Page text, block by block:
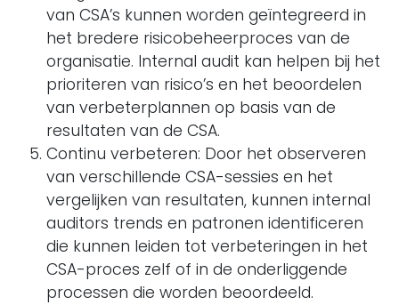
van CSA’s kunnen worden geïntegreerd in
het bredere risicobeheerproces van de
organisatie. Internal audit kan helpen bij het
prioriteren van risico’s en het beoordelen
van verbeterplannen op basis van de
resultaten van de CSA.
Continu verbeteren: Door het observeren
van verschillende CSA-sessies en het
vergelijken van resultaten, kunnen internal
auditors trends en patronen identificeren
die kunnen leiden tot verbeteringen in het
CSA-proces zelf of in de onderliggende
processen die worden beoordeeld.